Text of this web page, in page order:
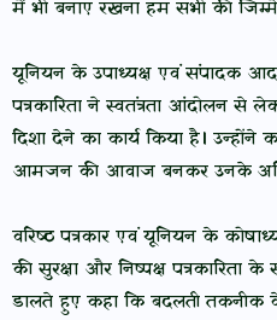
में भी बनाए रखना हम सभी की
यूनियन के उपाध्यक्ष एवं संपादक
पत्रकारिता ने स्वतंत्रता आंदोलन
दिशा देने का कार्य किया है। उन्होंने
आमजन की आवाज बनकर उनके
वरिष्ठ पत्रकार एवं यूनियन के
की सुरक्षा और निष्पक्ष पत्रकारिता
डालते हुए कहा कि बदलती तकनीक